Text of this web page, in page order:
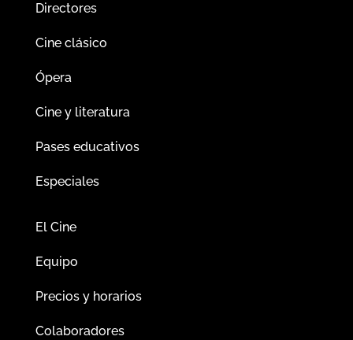
Directores
Cine clásico
Ópera
Cine y literatura
Pases educativos
Especiales
El Cine
Equipo
Precios y horarios
Colaboradores